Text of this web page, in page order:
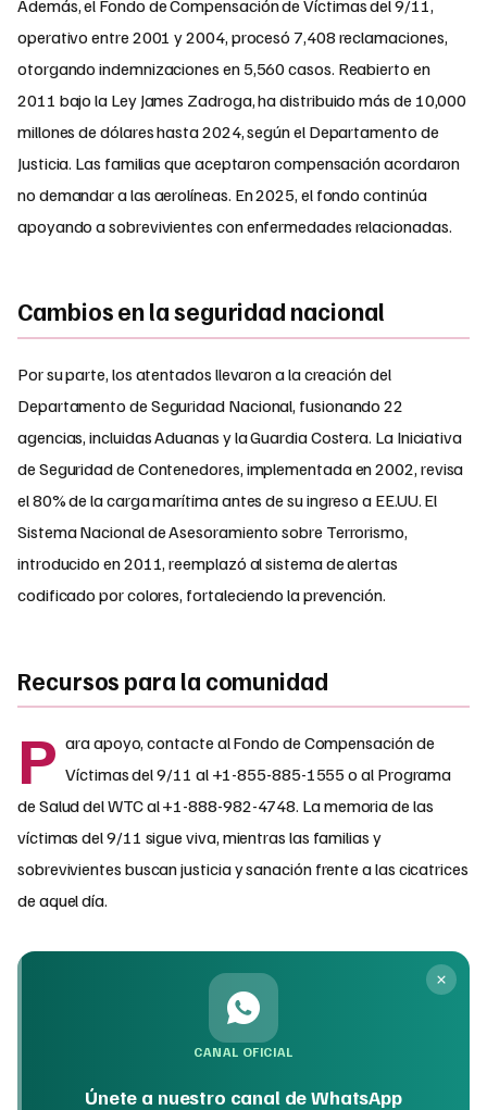
Además, el Fondo de Compensación de Víctimas del 9/11,
operativo entre 2001 y 2004, procesó 7,408 reclamaciones,
otorgando indemnizaciones en 5,560 casos. Reabierto en
2011 bajo la Ley James Zadroga, ha distribuido más de 10,000
millones de dólares hasta 2024, según el Departamento de
Justicia. Las familias que aceptaron compensación acordaron
no demandar a las aerolíneas. En 2025, el fondo continúa
apoyando a sobrevivientes con enfermedades relacionadas.
Cambios en la seguridad nacional
Por su parte, los atentados llevaron a la creación del
Departamento de Seguridad Nacional, fusionando 22
agencias, incluidas Aduanas y la Guardia Costera. La Iniciativa
de Seguridad de Contenedores, implementada en 2002, revisa
el 80% de la carga marítima antes de su ingreso a EE.UU. El
Sistema Nacional de Asesoramiento sobre Terrorismo,
introducido en 2011, reemplazó al sistema de alertas
codificado por colores, fortaleciendo la prevención.
Recursos para la comunidad
P ara apoyo, contacte al Fondo de Compensación de
Víctimas del 9/11 al +1-855-885-1555 o al Programa
de Salud del WTC al +1-888-982-4748. La memoria de las
víctimas del 9/11 sigue viva, mientras las familias y
sobrevivientes buscan justicia y sanación frente a las cicatrices
de aquel día.
CANAL OFICIAL
Únete a nuestro canal de WhatsApp